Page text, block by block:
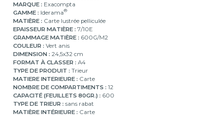
MARQUE : Exacompta
GAMME : Iderama®
MATIÈRE : Carte lustrée pelliculée
EPAISSEUR MATIÈRE : 7/10E
GRAMMAGE MATIÈRE : 600G/M2
COULEUR : Vert anis
DIMENSION : 24,5x32 cm
FORMAT À CLASSER : A4
TYPE DE PRODUIT : Trieur
MATIERE INTERIEURE : Carte
NOMBRE DE COMPARTIMENTS : 12
CAPACITÉ (FEUILLETS 80GR.) : 600
TYPE DE TRIEUR : sans rabat
MATIÈRE INTÉRIEURE : Carte